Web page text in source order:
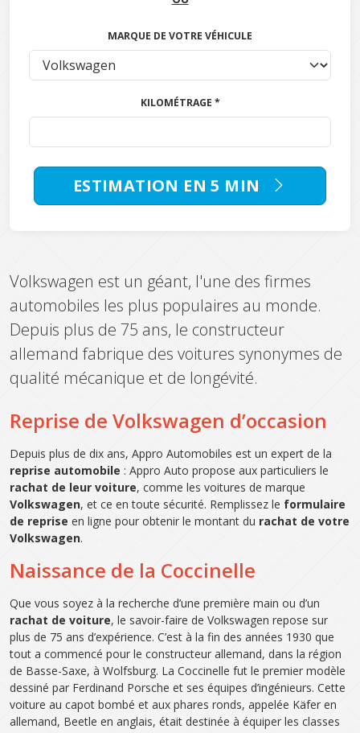
MARQUE DE VOTRE VÉHICULE
KILOMÉTRAGE *
ESTIMATION EN 5 MIN
Volkswagen est un géant, l'une des firmes
automobiles les plus populaires au monde.
Depuis plus de 75 ans, le constructeur
allemand fabrique des voitures synonymes de
qualité mécanique et de longévité.
Reprise de Volkswagen d’occasion
Depuis plus de dix ans, Appro Automobiles est un expert de la
reprise automobile : Appro Auto propose aux particuliers le
rachat de leur voiture, comme les voitures de marque
Volkswagen, et ce en toute sécurité. Remplissez le formulaire
de reprise en ligne pour obtenir le montant du rachat de votre
Volkswagen.
Naissance de la Coccinelle
Que vous soyez à la recherche d’une première main ou d’un
rachat de voiture, le savoir-faire de Volkswagen repose sur
plus de 75 ans d’expérience. C’est à la fin des années 1930 que
tout a commencé pour le constructeur allemand, dans la région
de Basse-Saxe, à Wolfsburg. La Coccinelle fut le premier modèle
dessiné par Ferdinand Porsche et ses équipes d’ingénieurs. Cette
voiture au capot bombé et aux phares ronds, appelée Käfer en
allemand, Beetle en anglais, était destinée à équiper les classes